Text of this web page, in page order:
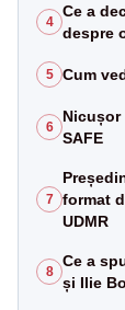
4
Ce a
despre
5 Cum
6
Nicușor
SAFE
7
format
UDMR
8
Ce a
și Ilie